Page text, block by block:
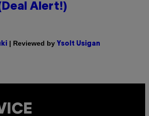
Alert!)
| Reviewed by Ysolt Usigan